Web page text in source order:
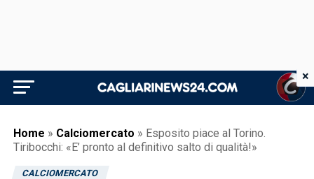
Home » Calciomercato » Esposito piace al Torino.
Tiribocchi: «E’ pronto al definitivo salto di qualità!»
CALCIOMERCATO
×